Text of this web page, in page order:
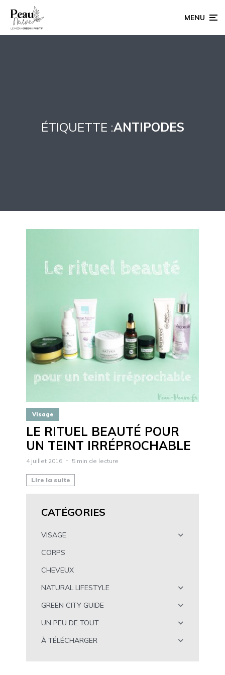
MENU
ÉTIQUETTE :ANTIPODES
Visage
LE RITUEL BEAUTÉ POUR
UN TEINT IRRÉPROCHABLE
4 juillet 2016 5 min de lecture
Lire la suite
CATÉGORIES
VISAGE
CORPS
CHEVEUX
NATURAL LIFESTYLE
GREEN CITY GUIDE
UN PEU DE TOUT
À TÉLÉCHARGER